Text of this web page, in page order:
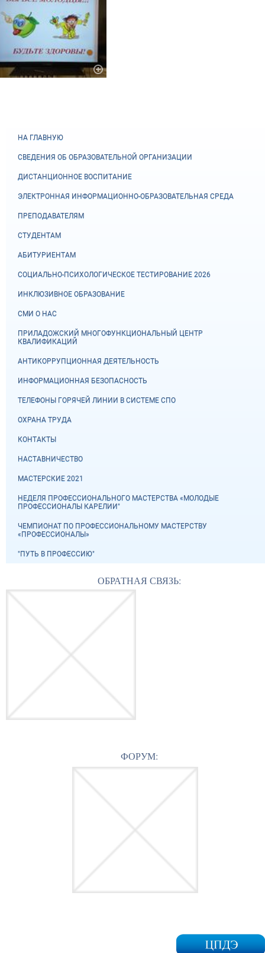
НА ГЛАВНУЮ
СВЕДЕНИЯ ОБ ОБРАЗОВАТЕЛЬНОЙ ОРГАНИЗАЦИИ
ДИСТАНЦИОННОЕ ВОСПИТАНИЕ
ЭЛЕКТРОННАЯ ИНФОРМАЦИОННО-ОБРАЗОВАТЕЛЬНАЯ СРЕДА
ПРЕПОДАВАТЕЛЯМ
СТУДЕНТАМ
АБИТУРИЕНТАМ
СОЦИАЛЬНО-ПСИХОЛОГИЧЕСКОЕ ТЕСТИРОВАНИЕ 2026
ИНКЛЮЗИВНОЕ ОБРАЗОВАНИЕ
СМИ О НАС
ПРИЛАДОЖСКИЙ МНОГОФУНКЦИОНАЛЬНЫЙ ЦЕНТР
КВАЛИФИКАЦИЙ
АНТИКОРРУПЦИОННАЯ ДЕЯТЕЛЬНОСТЬ
ИНФОРМАЦИОННАЯ БЕЗОПАСНОСТЬ
ТЕЛЕФОНЫ ГОРЯЧЕЙ ЛИНИИ В СИСТЕМЕ СПО
ОХРАНА ТРУДА
КОНТАКТЫ
НАСТАВНИЧЕСТВО
МАСТЕРСКИЕ 2021
НЕДЕЛЯ ПРОФЕССИОНАЛЬНОГО МАСТЕРСТВА «МОЛОДЫЕ
ПРОФЕССИОНАЛЫ КАРЕЛИИ"
ЧЕМПИОНАТ ПО ПРОФЕССИОНАЛЬНОМУ МАСТЕРСТВУ
«ПРОФЕССИОНАЛЫ»
"ПУТЬ В ПРОФЕССИЮ"
ОБРАТНАЯ СВЯЗЬ:
ФОРУМ: